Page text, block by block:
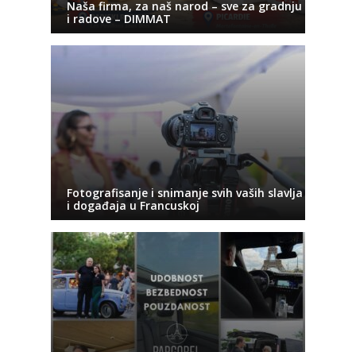
Naša firma, za naš narod – sve za gradnju
i radove – DIMMAT
Fotografisanje i snimanje svih vaših slavlja
i događaja u Francuskoj